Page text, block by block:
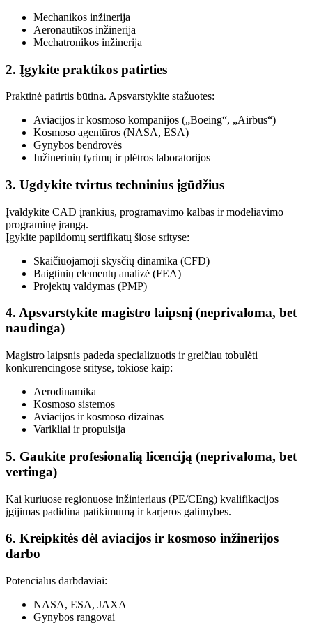
Mechanikos inžinerija
Aeronautikos inžinerija
Mechatronikos inžinerija
2. Įgykite praktikos patirties
Praktinė patirtis būtina. Apsvarstykite stažuotes:
Aviacijos ir kosmoso kompanijos („Boeing“, „Airbus“)
Kosmoso agentūros (NASA, ESA)
Gynybos bendrovės
Inžinerinių tyrimų ir plėtros laboratorijos
3. Ugdykite tvirtus techninius įgūdžius
Įvaldykite CAD įrankius, programavimo kalbas ir modeliavimo
programinę įrangą.
Įgykite papildomų sertifikatų šiose srityse:
Skaičiuojamoji skysčių dinamika (CFD)
Baigtinių elementų analizė (FEA)
Projektų valdymas (PMP)
4. Apsvarstykite magistro laipsnį (neprivaloma, bet
naudinga)
Magistro laipsnis padeda specializuotis ir greičiau tobulėti
konkurencingose ​​srityse, tokiose kaip:
Aerodinamika
Kosmoso sistemos
Aviacijos ir kosmoso dizainas
Varikliai ir propulsija
5. Gaukite profesionalią licenciją (neprivaloma, bet
vertinga)
Kai kuriuose regionuose inžinieriaus (PE/CEng) kvalifikacijos
įgijimas padidina patikimumą ir karjeros galimybes.
6. Kreipkitės dėl aviacijos ir kosmoso inžinerijos
darbo
Potencialūs darbdaviai:
NASA, ESA, JAXA
Gynybos rangovai